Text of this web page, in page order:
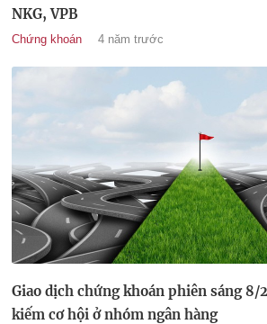
NKG, VPB
Chứng khoán 4 năm trước
Giao dịch chứng khoán phiên sáng 8/
kiếm cơ hội ở nhóm ngân hàng